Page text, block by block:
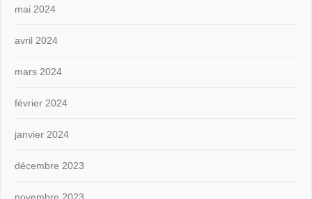
mai 2024
avril 2024
mars 2024
février 2024
janvier 2024
décembre 2023